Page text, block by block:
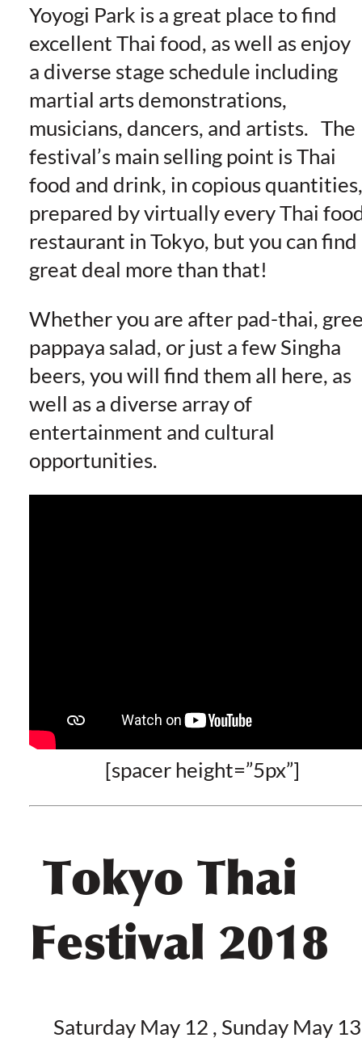
Yoyogi Park is a great place to find
excellent Thai food, as well as enjoy
a diverse stage schedule including
martial arts demonstrations,
musicians, dancers, and artists. The
festival’s main selling point is Thai
food and drink, in copious quantities,
prepared by virtually every Thai
restaurant in Tokyo, but you can find
great deal more than that!
Whether you are after pad-thai,
pappaya salad, or just a few Singha
beers, you will find them all here, as
well as a diverse array of
entertainment and cultural
opportunities.
[spacer height=”5px”]
Tokyo Thai
Festival 2018
Saturday May 12 , Sunday May 13